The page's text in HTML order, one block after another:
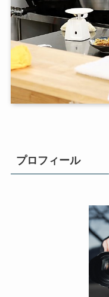
プロフィール